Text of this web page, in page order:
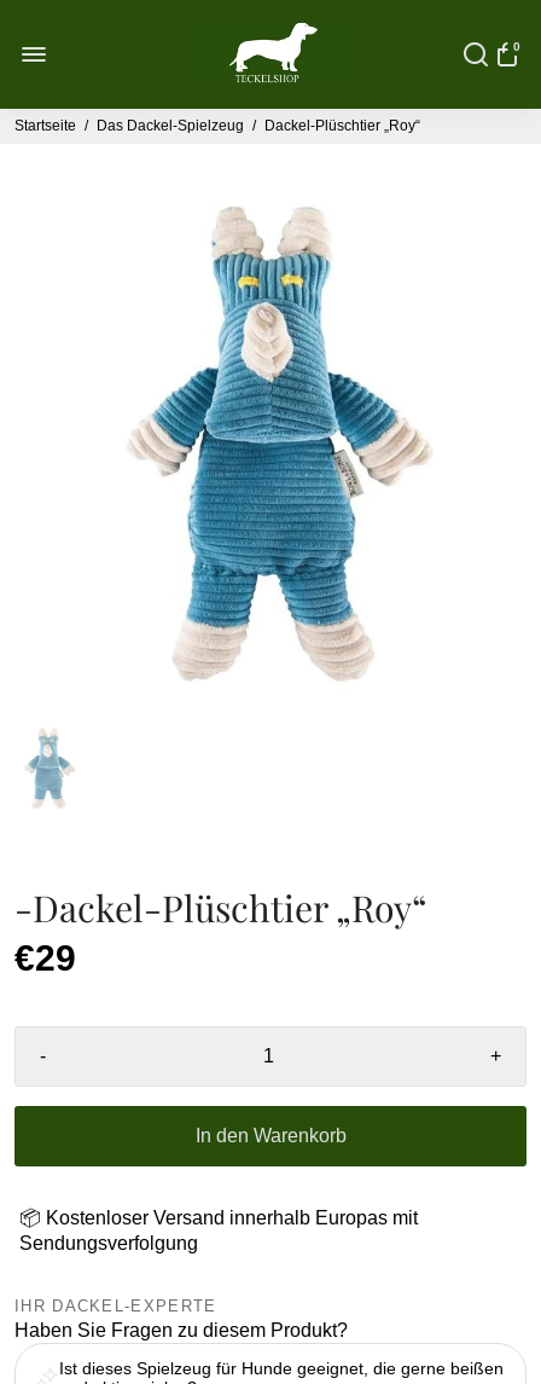
0
Startseite / Das Dackel-Spielzeug / Dackel-Plüschtier „Roy“
-Dackel-Plüschtier „Roy“
€29
- +
In den Warenkorb
📦 Kostenloser Versand innerhalb Europas mit
Sendungsverfolgung
IHR DACKEL-EXPERTE
Haben Sie Fragen zu diesem Produkt?
Ist dieses Spielzeug für Hunde geeignet, die gerne beißen